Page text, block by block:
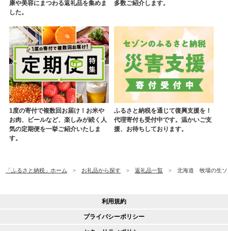
康や美容にまつわる返礼品を集めま
した。
多数ご紹介します。
1度の寄付で複数回お届け！お米や
お肉、ビールなど、楽しみが続く人
気の定期便を一挙ご紹介いたしま
す。
ふるさと納税を通じて復興支援を！
代理寄付も受付中です。温かいご支
援、お待ちしております。
「ふるさと納税」ホーム お礼品から探す 返礼品一覧 北海道 牧場の生
利用規約
プライバシーポリシー